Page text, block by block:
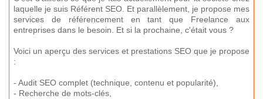
laquelle je suis Référent SEO. Et parallèlement, je propose mes
services de référencement en tant que Freelance aux
entreprises dans le besoin. Et si la prochaine, c'était vous ?
Voici un aperçu des services et prestations SEO que je propose
:
- Audit SEO complet (technique, contenu et popularité),
- Recherche de mots-clés,